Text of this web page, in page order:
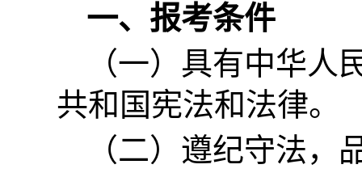
一、报考条件
（一）具有中华人
共和国宪法和法律。
（二）遵纪守法，